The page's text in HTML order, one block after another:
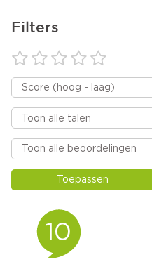
Filters
Toepassen
10